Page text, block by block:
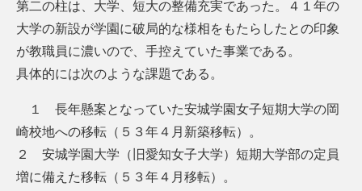
第二の柱は、大学、短大の整備充実であった。４１年の
大学の新設が学園に破局的な様相をもたらしたとの印象
が教職員に濃いので、手控えていた事業である。
具体的には次のような課題である。
１ 長年懸案となっていた安城学園女子短期大学の岡
崎校地への移転（５３年４月新築移転）。
２ 安城学園大学（旧愛知女子大学）短期大学部の定員
増に備えた移転（５３年４月移転）。